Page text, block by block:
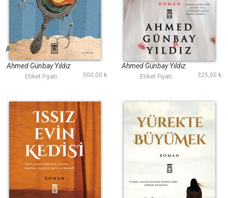
Aynada Batan Güneş
Ahmed Günbay Yıldız
Etiket Fiyatı : 500,00 ₺
Benim Çiçeklerim
Ateşte Açar
Ahmed Günbay Yıldız
Etiket Fiyatı : 325,00 ₺